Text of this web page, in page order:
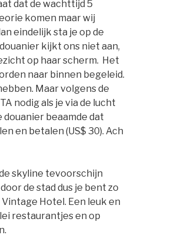
dat de wachttijd 5
komen maar wij
eindelijk sta je op de
kijkt ons niet aan,
op haar scherm. Het
naar binnen begeleid.
Maar volgens de
nodig als je via de lucht
beaamde dat
en betalen (US$ 30). Ach
skyline tevoorschijn
de stad dus je bent zo
Hotel. Een leuk en
restaurantjes en op